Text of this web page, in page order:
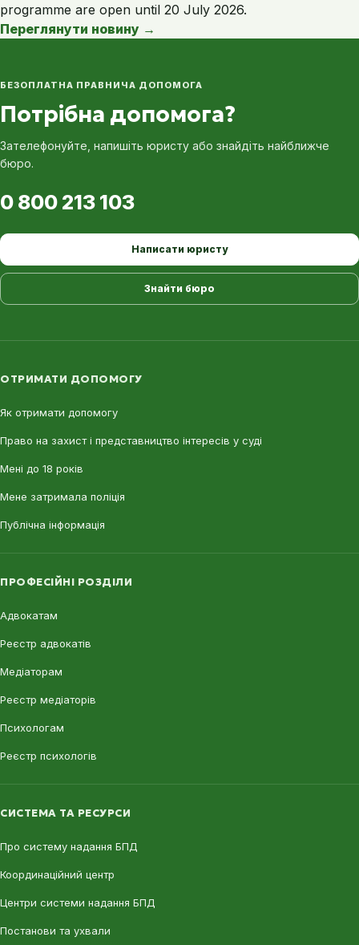
programme are open until 20 July 2026.
Переглянути новину →
БЕЗОПЛАТНА ПРАВНИЧА ДОПОМОГА
Потрібна допомога?
Зателефонуйте, напишіть юристу або знайдіть найближче
бюро.
0 800 213 103
Написати юристу
Знайти бюро
ОТРИМАТИ ДОПОМОГУ
Як отримати допомогу
Право на захист і представництво інтересів у суді
Мені до 18 років
Мене затримала поліція
Публічна інформація
ПРОФЕСІЙНІ РОЗДІЛИ
Адвокатам
Реєстр адвокатів
Медіаторам
Реєстр медіаторів
Психологам
Реєстр психологів
СИСТЕМА ТА РЕСУРСИ
Про систему надання БПД
Координаційний центр
Центри системи надання БПД
Постанови та ухвали